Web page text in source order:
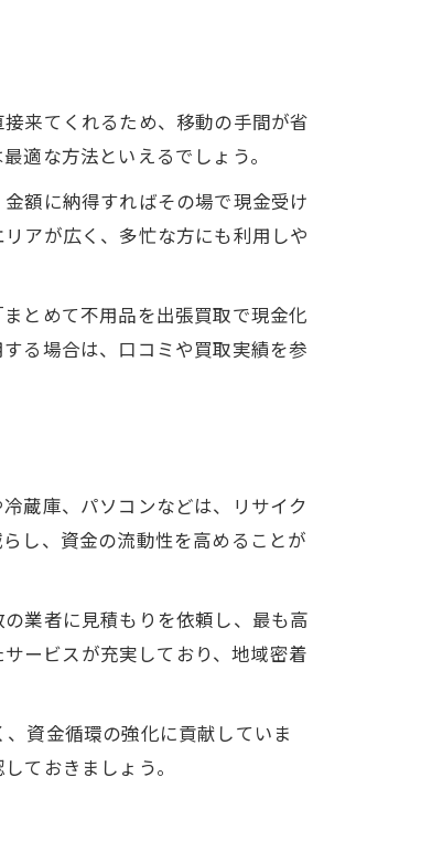
来てくれるため、移動の手間が省
適な方法といえるでしょう。
額に納得すればその場で現金受け
アが広く、多忙な方にも利用しや
とめて不用品を出張買取で現金化
る場合は、口コミや買取実績を参
蔵庫、パソコンなどは、リサイク
し、資金の流動性を高めることが
業者に見積もりを依頼し、最も高
ービスが充実しており、地域密着
資金循環の強化に貢献していま
ておきましょう。